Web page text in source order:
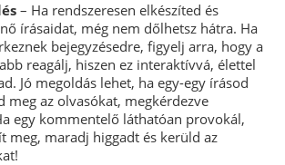
– Ha rendszeresen elkészíted és
írásaidat, még nem dőlhetsz hátra. Ha
bejegyzésedre, figyelj arra, hogy a
reagálj, hiszen ez interaktívvá, élettel
Jó megoldás lehet, ha egy-egy írásod
meg az olvasókat, megkérdezve
egy kommentelő láthatóan provokál,
meg, maradj higgadt és kerüld az